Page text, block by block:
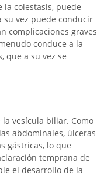
colestasis, puede
su vez puede conducir
complicaciones graves
conduce a la
que a su vez se
vesícula biliar. Como
abdominales, úlceras
gástricas, lo que
temprana de
el desarrollo de la